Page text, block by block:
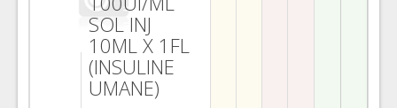
SOL INJ
10ML X 1FL
(INSULINE
UMANE)